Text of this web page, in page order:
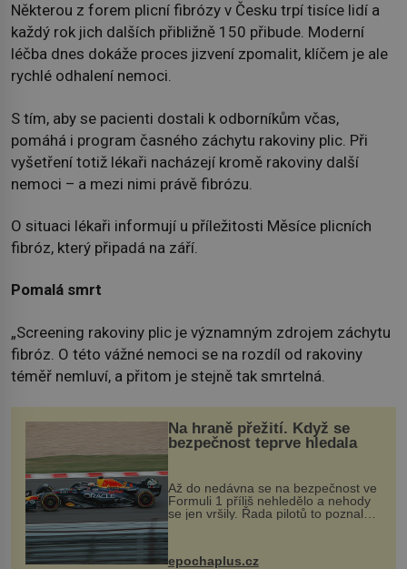
Některou z forem plicní fibrózy v Česku trpí tisíce lidí a
každý rok jich dalších přibližně 150 přibude. Moderní
léčba dnes dokáže proces jizvení zpomalit, klíčem je ale
rychlé odhalení nemoci.
S tím, aby se pacienti dostali k odborníkům včas,
pomáhá i program časného záchytu rakoviny plic. Při
vyšetření totiž lékaři nacházejí kromě rakoviny další
nemoci – a mezi nimi právě fibrózu.
O situaci lékaři informují u příležitosti Měsíce plicních
fibróz, který připadá na září.
Pomalá smrt
„Screening rakoviny plic je významným zdrojem záchytu
fibróz. O této vážné nemoci se na rozdíl od rakoviny
téměř nemluví, a přitom je stejně tak smrtelná.
Na hraně přežití. Když se
bezpečnost teprve hledala
Až do nedávna se na bezpečnost ve
Formuli 1 příliš nehledělo a nehody
se jen vršily. Řada pilotů to poznala
na vlastní kůži, často s trvalými
následky nebo bohužel i ztrátou
života. Dnes nepochopiteln...
epochaplus.cz